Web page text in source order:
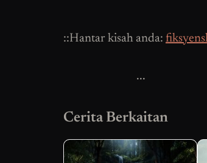
::Hantar kisah anda:
...
Cerita Berkaitan